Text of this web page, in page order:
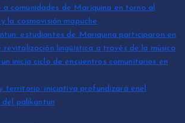
a comunidades de Mariquina en torno al
la cosmovisión mapuche
estudiantes de Mariquina participaron en
revitalización lingüística a través de la música
inicia ciclo de encuentros comunitarios en
territorio: iniciativa profundizará enel
palikantun